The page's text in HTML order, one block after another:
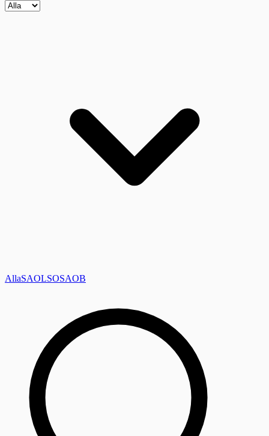
AllaSAOLSOSAOB